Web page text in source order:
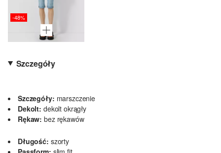
-48%
Szczegóły
Szczegóły: marszczenie
Dekolt: dekolt okrągły
Rękaw: bez rękawów
Długość: szorty